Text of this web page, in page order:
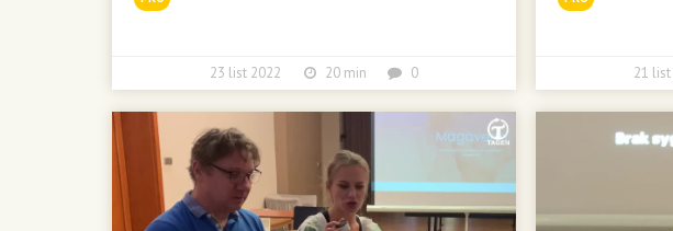
23 list 2022 20 min 0 21